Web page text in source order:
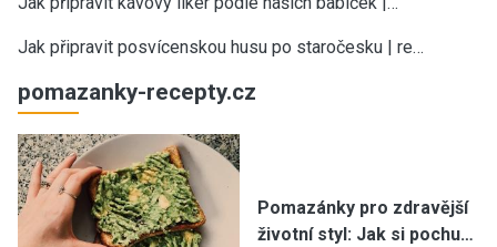
Jak připravit posvícenskou husu po staročesku | re…
pomazanky-recepty.cz
Pomazánky pro zdravější
životní styl: Jak si pochu…